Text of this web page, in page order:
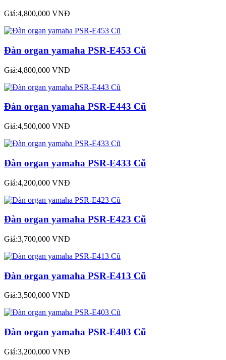
Giá:4,800,000 VNĐ
Đàn organ yamaha PSR-E453 Cũ
Giá:4,800,000 VNĐ
Đàn organ yamaha PSR-E443 Cũ
Giá:4,500,000 VNĐ
Đàn organ yamaha PSR-E433 Cũ
Giá:4,200,000 VNĐ
Đàn organ yamaha PSR-E423 Cũ
Giá:3,700,000 VNĐ
Đàn organ yamaha PSR-E413 Cũ
Giá:3,500,000 VNĐ
Đàn organ yamaha PSR-E403 Cũ
Giá:3,200,000 VNĐ